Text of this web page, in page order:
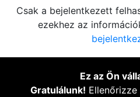
Csak a bejelentkezett
ezekhez az
Ez az Ön
Gratulálunk!